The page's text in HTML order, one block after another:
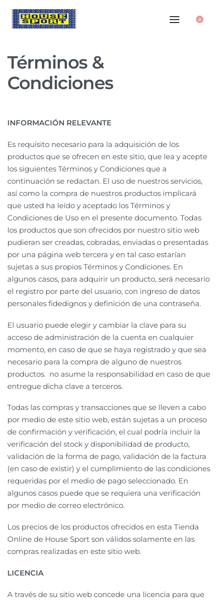
0
Términos &
Condiciones
INFORMACIÓN RELEVANTE
Es requisito necesario para la adquisición de los
productos que se ofrecen en este sitio, que lea y acepte
los siguientes Términos y Condiciones que a
continuación se redactan. El uso de nuestros servicios,
así como la compra de nuestros productos implicará
que usted ha leído y aceptado los Términos y
Condiciones de Uso en el presente documento. Todas
los productos que son ofrecidos por nuestro sitio web
pudieran ser creadas, cobradas, enviadas o presentadas
por una página web tercera y en tal caso estarían
sujetas a sus propios Términos y Condiciones. En
algunos casos, para adquirir un producto, será necesario
el registro por parte del usuario, con ingreso de datos
personales fidedignos y definición de una contraseña.
El usuario puede elegir y cambiar la clave para su
acceso de administración de la cuenta en cualquier
momento, en caso de que se haya registrado y que sea
necesario para la compra de alguno de nuestros
productos. no asume la responsabilidad en caso de que
entregue dicha clave a terceros.
Todas las compras y transacciones que se lleven a cabo
por medio de este sitio web, están sujetas a un proceso
de confirmación y verificación, el cual podría incluir la
verificación del stock y disponibilidad de producto,
validación de la forma de pago, validación de la factura
(en caso de existir) y el cumplimiento de las condiciones
requeridas por el medio de pago seleccionado. En
algunos casos puede que se requiera una verificación
por medio de correo electrónico.
Los precios de los productos ofrecidos en esta Tienda
Online de House Sport son válidos solamente en las
compras realizadas en este sitio web.
LICENCIA
A través de su sitio web concede una licencia para que